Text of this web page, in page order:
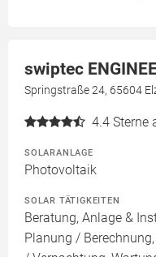
swiptec
Springstraße 24, 65604
4.4 Sterne
SOLARANLAGE
Photovoltaik
SOLAR TÄTIGKEITEN
Beratung, Anlage &
Planung /